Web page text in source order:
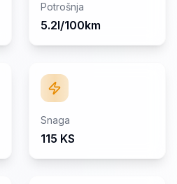
Potrošnja
5.2l/100km
Snaga
115 KS